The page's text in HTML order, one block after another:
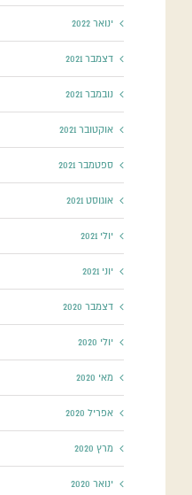
ינואר 2022
דצמבר 2021
נובמבר 2021
אוקטובר 2021
ספטמבר 2021
אוגוסט 2021
יולי 2021
יוני 2021
דצמבר 2020
יולי 2020
מאי 2020
אפריל 2020
מרץ 2020
ינואר 2020